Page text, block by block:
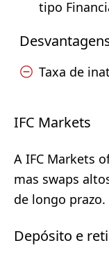
tipo
Taxa de
IFC Markets
A IFC Markets
mas swaps
de longo prazo.
Depósito e